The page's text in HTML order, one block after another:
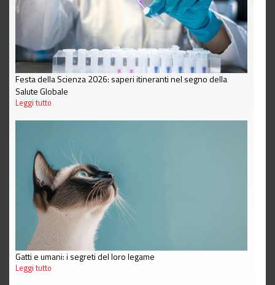
Festa della Scienza 2026: saperi itineranti nel segno della
Salute Globale
Leggi tutto
Gatti e umani: i segreti del loro legame
Leggi tutto